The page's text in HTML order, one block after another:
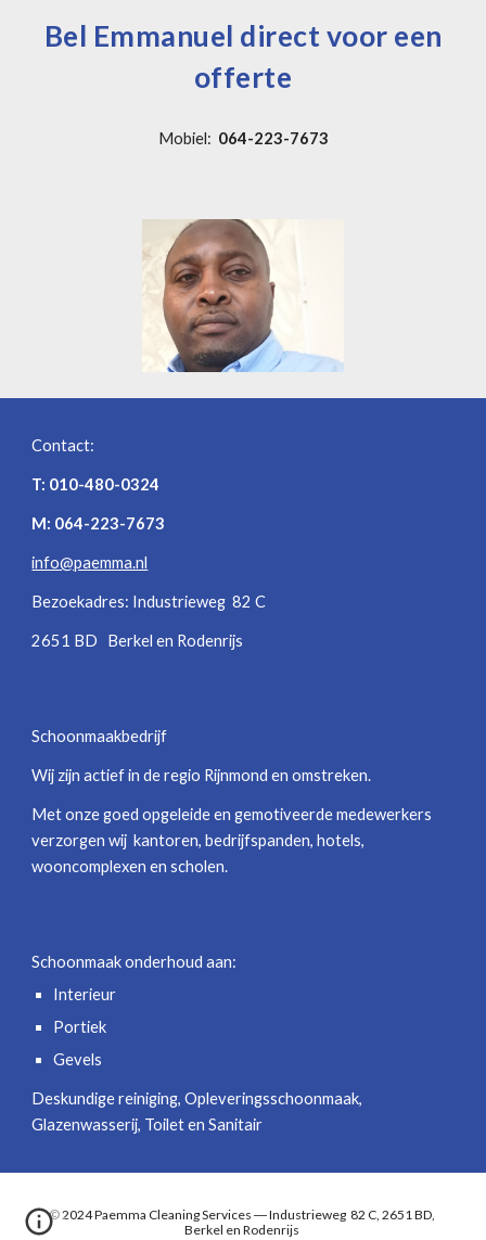
Bel Emmanuel direct voor een
offerte
Mobiel: 064-223-7673
Contact:
T: 010-480-0324
M: 064-223-7673
info@paemma.nl
Bezoekadres: Industrieweg 82 C
2651 BD Berkel en Rodenrijs
Schoonmaakbedrijf
Wij zijn actief in de regio Rijnmond en omstreken.
Met onze goed opgeleide en gemotiveerde medewerkers
verzorgen wij kantoren, bedrijfspanden, hotels,
wooncomplexen en scholen.
Schoonmaak onderhoud aan:
Interieur
Portiek
Gevels
Deskundige reiniging, Opleveringsschoonmaak,
Glazenwasserij, Toilet en Sanitair
© 2024 Paemma Cleaning Services ― Industrieweg 82 C, 2651 BD,
Berkel en Rodenrijs